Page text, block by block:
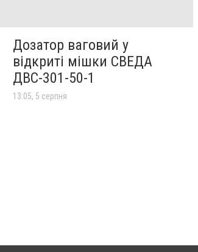
Дозатор ваговий у
відкриті мішки СВЕДА
ДВС-301-50-1
13:05, 5 серпня